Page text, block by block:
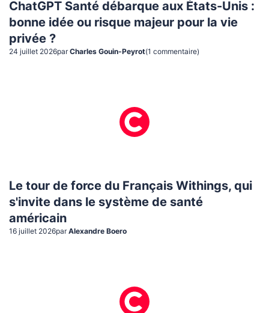
ChatGPT Santé débarque aux États-Unis :
bonne idée ou risque majeur pour la vie
privée ?
24 juillet 2026par Charles Gouin-Peyrot(1 commentaire)
Le tour de force du Français Withings, qui
s'invite dans le système de santé
américain
16 juillet 2026par Alexandre Boero